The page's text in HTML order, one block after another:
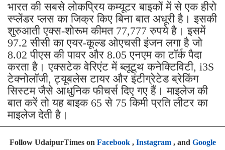
भारत की सबसे लोकप्रिय कम्यूटर बाइकों में से एक हीरो
स्प्लेंडर प्लस का जिक्र किए बिना बात अधूरी है। इसकी
शुरुआती एक्स-शोरूम कीमत 77,777 रुपये है। इसमें
97.2 सीसी का एयर-कूल्ड ओएचसी इंजन लगा है जो
8.02 पीएस की पावर और 8.05 एनएम का टॉर्क पैदा
करता है। एक्सटेक वेरिएंट में ब्लूटूथ कनेक्टिविटी, i3S
टेक्नोलॉजी, ट्यूबलेस टायर और इंटीग्रेटेड ब्रेकिंग
सिस्टम जैसे आधुनिक फीचर्स दिए गए हैं। माइलेज की
बात करें तो यह बाइक 65 से 75 किमी प्रति लीटर का
माइलेज देती है।
Follow UdaipurTimes on Facebook, Instagram, and Google